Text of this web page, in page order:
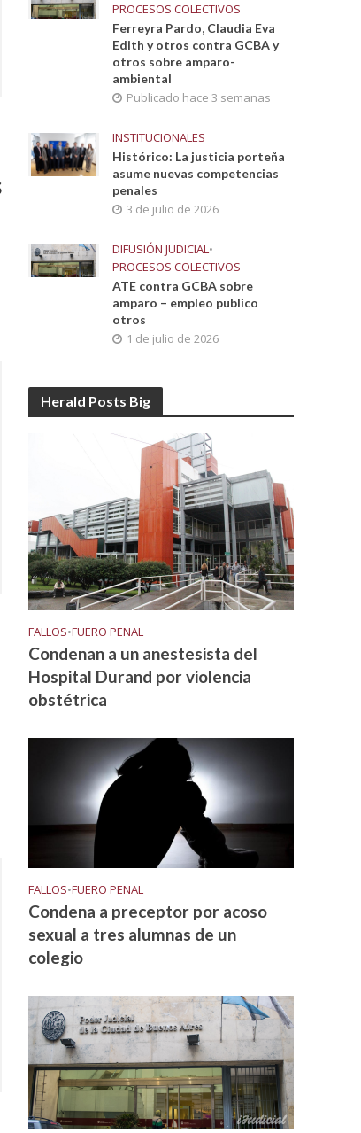
PROCESOS COLECTIVOS
Ferreyra Pardo, Claudia Eva
Edith y otros contra GCBA y
otros sobre amparo-
ambiental
Publicado hace 3 semanas
INSTITUCIONALES
Histórico: La justicia porteña
asume nuevas competencias
penales
3 de julio de 2026
DIFUSIÓN JUDICIAL•
PROCESOS COLECTIVOS
ATE contra GCBA sobre
amparo – empleo publico
otros
1 de julio de 2026
Herald Posts Big
FALLOS•FUERO PENAL
Condenan a un anestesista del
Hospital Durand por violencia
obstétrica
FALLOS•FUERO PENAL
Condena a preceptor por acoso
sexual a tres alumnas de un
colegio